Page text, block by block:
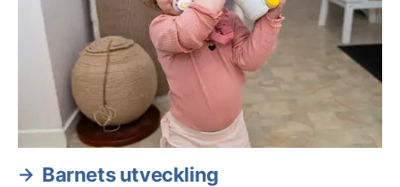
Barnets utveckling